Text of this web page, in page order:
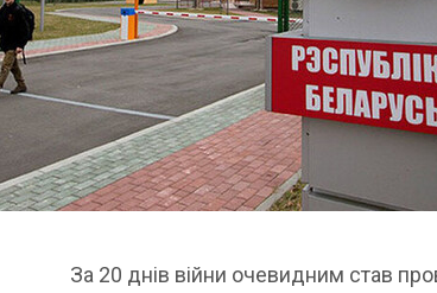
За 20 днів війни очевидним став